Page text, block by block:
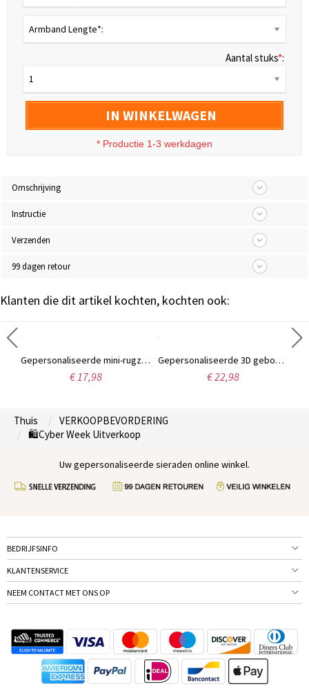
Armband Lengte*:
Aantal stuks*:
1
IN WINKELWAGEN
* Productie 1-3 werkdagen
Omschrijving
Instructie
Verzenden
99 dagen retour
Klanten die dit artikel kochten, kochten ook:
Gepersonaliseerde mini-rugzak sleutelhanger met naam, oordopjeshouder van PU-leer, reistasje, tashanger, verjaardagscadeau voor vrouwen/meisjes
€ 17,98
Gepersonaliseerde 3D geboortevlinder oorbellen, verfijnde oorbellen van 925 sterling zilver, verjaardags-/Moederdag-/huwelijkscadeau voor haar/vrouw/moeder/bruidsmeisjes
€ 22,98
Thuis
VERKOOPBEVORDERING
🛍️Cyber Week Uitverkoop
Uw gepersonaliseerde sieraden online winkel.
BEDRIJFSINFO
KLANTENSERVICE
NEEM CONTACT MET ONS OP